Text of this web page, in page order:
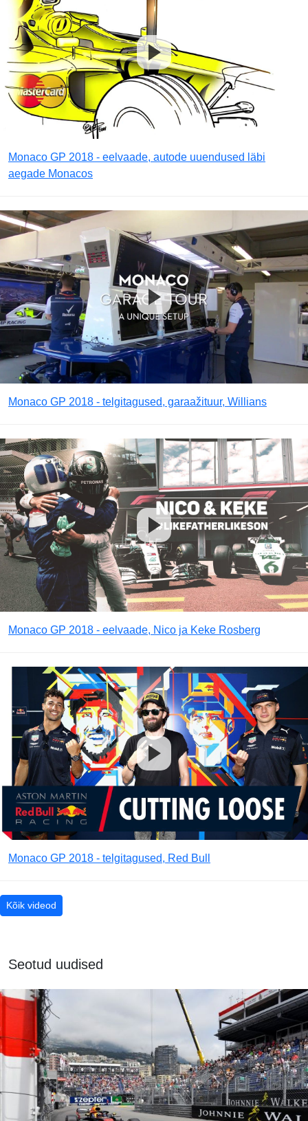
Monaco GP 2018 - eelvaade, autode uuendused läbi
aegade Monacos
Monaco GP 2018 - telgitagused, garaažituur, Willians
Monaco GP 2018 - eelvaade, Nico ja Keke Rosberg
Monaco GP 2018 - telgitagused, Red Bull
Kõik videod
Seotud uudised